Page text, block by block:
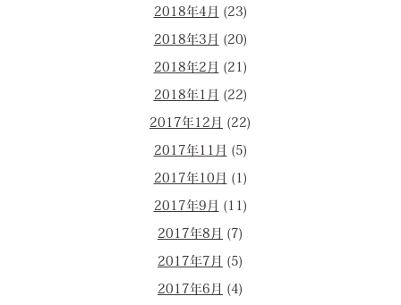
2018年4月 (23)
2018年3月 (20)
2018年2月 (21)
2018年1月 (22)
2017年12月 (22)
2017年11月 (5)
2017年10月 (1)
2017年9月 (11)
2017年8月 (7)
2017年7月 (5)
2017年6月 (4)